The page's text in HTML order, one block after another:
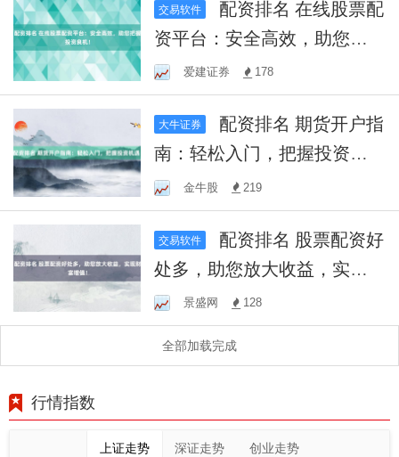
交易软件
资平台：安全高效，助您把
握投资良机！
爱建证券 178
大牛证券
南：轻松入门，把握投资机
遇！金牛股 219
交易软件
处多，助您放大收益，实现
财富增值！
景盛网 128
全部加载完成
行情指数
上证走势 深证走势 创业走势